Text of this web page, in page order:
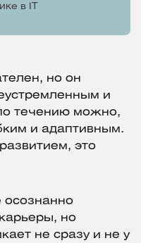
в IT
но он
и
течению можно,
и адаптивным.
это
осознанно
но
не сразу и не у